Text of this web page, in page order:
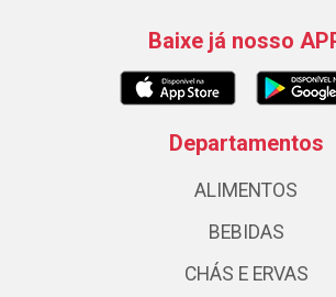
Baixe já nosso
Departamentos
ALIMENTOS
BEBIDAS
CHÁS E ERVAS